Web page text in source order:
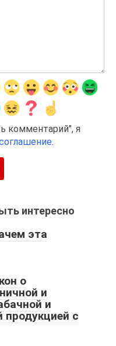
комментарий", я
.
интересно
эта
о
и
и
с